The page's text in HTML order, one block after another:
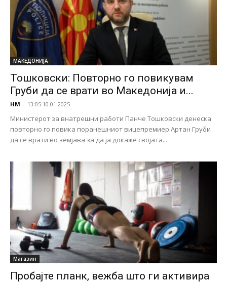
МАКЕДОНИЈА
Тошковски: Повторно го повикувам
Груби да се врати во Македонија и...
НМ - 13:05 10.01.2025
Министерот за внатрешни работи Панче Тошковски денеска
повторно го повика поранешниот вицепремиер Артан Груби
да се врати во земјава за да ја докаже својата...
Магазин
Пробајте планк, вежба што ги активира